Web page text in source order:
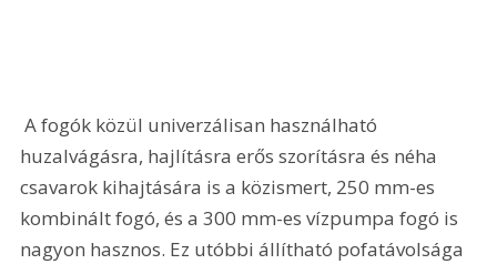
A fogók közül univerzálisan használható
huzalvágásra, hajlításra erős szorításra és néha
csavarok kihajtására is a közismert, 250 mm-es
kombinált fogó, és a 300 mm-es vízpumpa fogó is
nagyon hasznos. Ez utóbbi állítható pofatávolsága